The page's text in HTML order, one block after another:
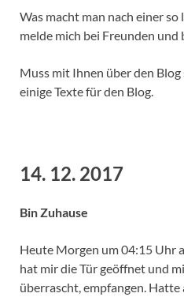
Was macht man nach einer so
melde mich bei Freunden und
Muss mit Ihnen über den Blog
einige Texte für den Blog.
14. 12. 2017
Bin Zuhause
Heute Morgen um 04:15 Uhr
hat mir die Tür geöffnet und
überrascht, empfangen.